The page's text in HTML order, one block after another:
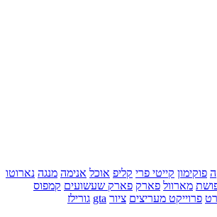
פוקימון קייטי פרי קליפ אוכל אנימה מנגה נארוטו
מארוול פארק פארק שעשועים קמפוס
פרוייקט מעריצים ציור gta גורילז